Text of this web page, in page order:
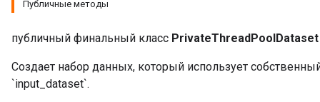
Публичные методы
публичный финальный класс PrivateThreadPoolDataset
Создает набор данных, который использует
`input_dataset`.